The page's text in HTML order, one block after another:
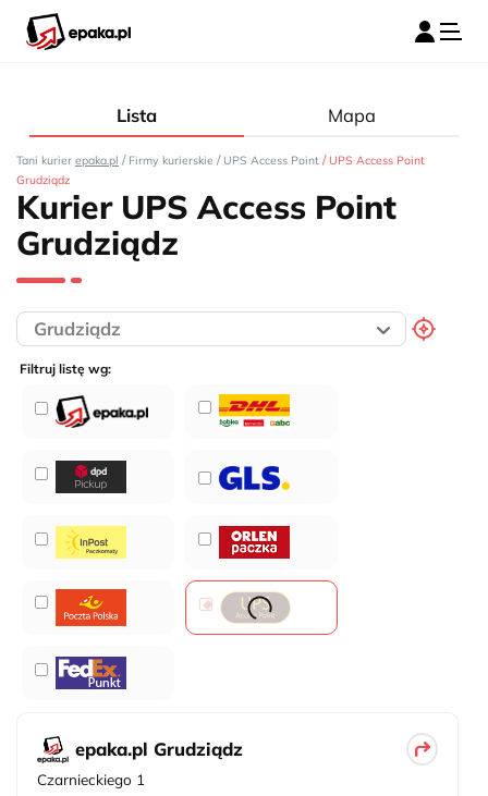
Lista Mapa
Tani kurier epaka.pl / Firmy kurierskie / UPS Access Point / UPS Access Point
Grudziądz
Kurier UPS Access Point
Grudziądz
Filtruj listę wg:
epaka.pl Grudziądz
Czarnieckiego 1